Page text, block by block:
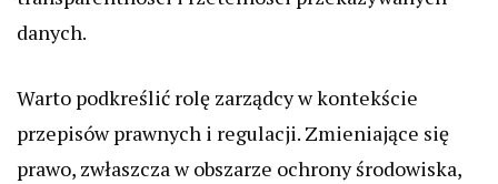
danych.
Warto podkreślić rolę zarządcy w kontekście
przepisów prawnych i regulacji. Zmieniające się
prawo, zwłaszcza w obszarze ochrony środowiska,